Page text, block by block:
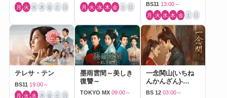
月 火 水 木 金 土 日 月 火 水 木 金 土 日 BS11 13:00～
月 火 水 木 金 土 日
テレサ・テン
BS11 19:00～
月 火 水 木 金 土 日
墨雨雲間～美しき
復讐～
TOKYO MX 09:00～
一念関山(いちね
んかんざん)-
Journey to Love-
BS 12 03:00～